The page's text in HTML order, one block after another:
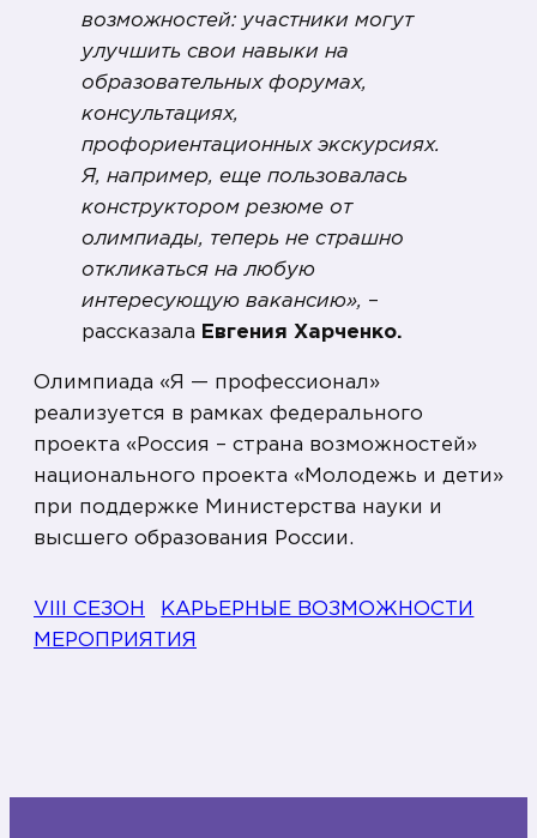
возможностей: участники могут
улучшить свои навыки на
образовательных форумах,
консультациях,
профориентационных экскурсиях.
Я, например, еще пользовалась
конструктором резюме от
олимпиады, теперь не страшно
откликаться на любую
интересующую вакансию», –
рассказала Евгения Харченко.
Олимпиада «Я — профессионал»
реализуется в рамках федерального
проекта «Россия – страна возможностей»
национального проекта «Молодежь и дети»
при поддержке Министерства науки и
высшего образования России.
VIII СЕЗОН
КАРЬЕРНЫЕ ВОЗМОЖНОСТИ
МЕРОПРИЯТИЯ